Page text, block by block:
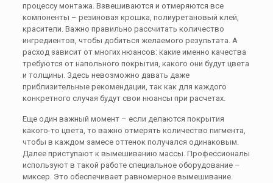
процессу монтажа. Взвешиваются и отмеряются все
компоненты – резиновая крошка, полиуретановый клей,
красители. Важно правильно рассчитать количество
ингредиентов, чтобы добиться желаемого результата. А
расход зависит от многих нюансов: какие именно качества
требуются от напольного покрытия, какого они будут цвета
и толщины. Здесь невозможно давать даже
приблизительные рекомендации, так как для каждого
конкретного случая будут свои нюансы при расчетах.
Еще один важный момент – если делаются покрытия
какого-то цвета, то важно отмерять количество пигмента,
чтобы в каждом замесе оттенок получался одинаковым.
Далее приступают к вымешиванию массы. Профессионалы
используют в такой работе специальное оборудование –
миксер. Это обеспечивает равномерное вымешивание.